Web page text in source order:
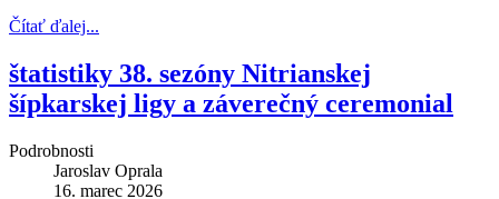
Čítať ďalej...
štatistiky 38. sezóny Nitrianskej
šípkarskej ligy a záverečný ceremonial
Podrobnosti
Jaroslav Oprala
16. marec 2026